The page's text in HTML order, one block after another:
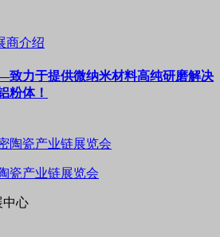
商介绍
致力于提供微纳米材料高纯研磨解决
粉体！
瓷产业链展览会
中心